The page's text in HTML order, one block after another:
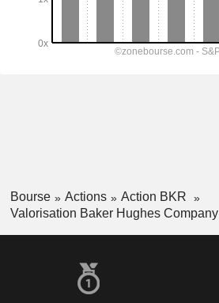
Bourse Actions
Action BKR
Valorisation Baker Hughes Company